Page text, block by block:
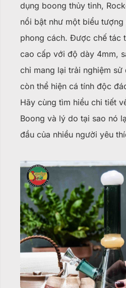
dụng boong thủy tinh,
nổi bật như một biểu
phong cách. Được chế tác
cao cấp với độ dày 4mm,
chỉ mang lại trải nghiệm sử
còn thể hiện cá tính độc
Hãy cùng tìm hiểu chi tiết
Boong và lý do tại sao nó
đầu của nhiều người yêu